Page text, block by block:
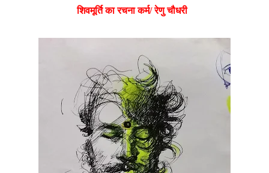
शिवमूर्ति का रचना कर्म/ रेणु चौधरी